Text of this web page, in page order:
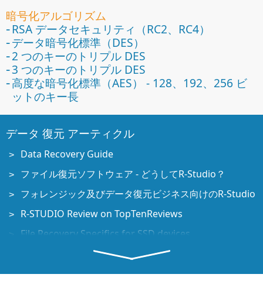
暗号化アルゴリズム
RSA データセキュリティ（RC2、RC4）
データ暗号化標準（DES）
2 つのキーのトリプル DES
3 つのキーのトリプル DES
高度な暗号化標準（AES） - 128、192、256 ビ
ットのキー長
データ 復元 アーティクル
Data Recovery Guide
ファイル復元ソフトウェア - どうしてR-Studio？
フォレンジック及びデータ復元ビジネス向けのR-Studio
R-STUDIO Review on TopTenReviews
File Recovery Specifics for SSD devices
How to recover data from NVMe devices
Predicting Success of Common Data Recovery Cases